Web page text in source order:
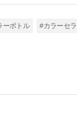
ーボトル #カラーセ